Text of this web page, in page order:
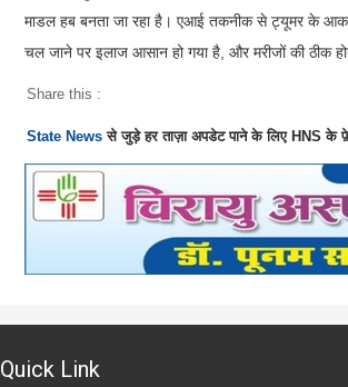
माडल हब बनता जा रहा है। एआई तकनीक से ट्यूमर के
चल जाने पर इलाज आसान हो गया है, और मरीजों की ठीक
Share this :
State News से जुड़े हर ताज़ा अपडेट पाने के लिए HNS
Quick Link